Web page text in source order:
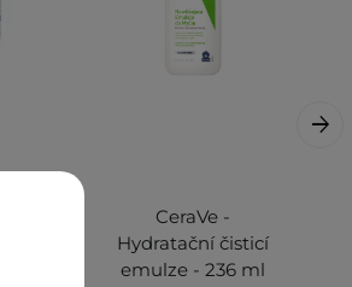
CeraVe -
Hydratační čisticí
emulze - 236 ml